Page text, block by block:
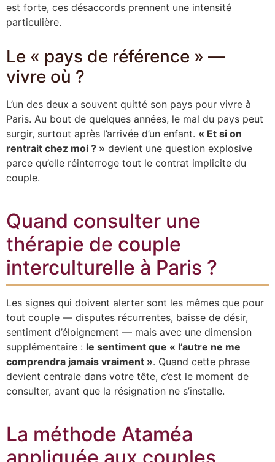
est forte, ces désaccords prennent une intensité
particulière.
Le « pays de référence » —
vivre où ?
L’un des deux a souvent quitté son pays pour vivre à
Paris. Au bout de quelques années, le mal du pays peut
surgir, surtout après l’arrivée d’un enfant. « Et si on
rentrait chez moi ? » devient une question explosive
parce qu’elle réinterroge tout le contrat implicite du
couple.
Quand consulter une
thérapie de couple
interculturelle à Paris ?
Les signes qui doivent alerter sont les mêmes que pour
tout couple — disputes récurrentes, baisse de désir,
sentiment d’éloignement — mais avec une dimension
supplémentaire : le sentiment que « l’autre ne me
comprendra jamais vraiment ». Quand cette phrase
devient centrale dans votre tête, c’est le moment de
consulter, avant que la résignation ne s’installe.
La méthode Ataméa